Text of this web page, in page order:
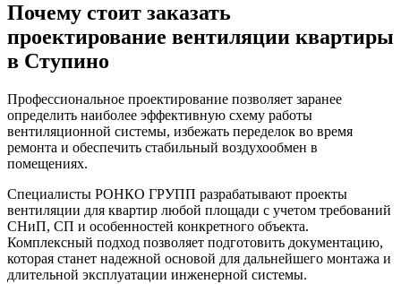
Почему стоит заказать
проектирование вентиляции квартиры
в Ступино
Профессиональное проектирование позволяет заранее
определить наиболее эффективную схему работы
вентиляционной системы, избежать переделок во время
ремонта и обеспечить стабильный воздухообмен в
помещениях.
Специалисты РОНКО ГРУПП разрабатывают проекты
вентиляции для квартир любой площади с учетом требований
СНиП, СП и особенностей конкретного объекта.
Комплексный подход позволяет подготовить документацию,
которая станет надежной основой для дальнейшего монтажа и
длительной эксплуатации инженерной системы.